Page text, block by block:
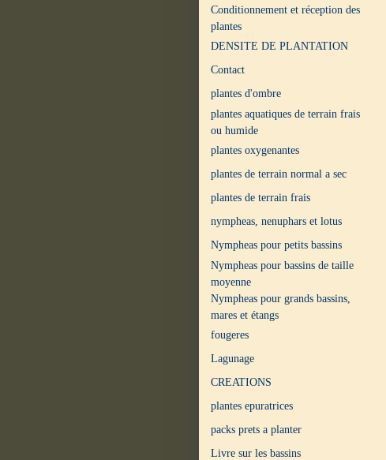
Conditionnement et réception des
plantes
DENSITE DE PLANTATION
Contact
plantes d'ombre
plantes aquatiques de terrain frais
ou humide
plantes oxygenantes
plantes de terrain normal a sec
plantes de terrain frais
nympheas, nenuphars et lotus
Nympheas pour petits bassins
Nympheas pour bassins de taille
moyenne
Nympheas pour grands bassins,
mares et étangs
fougeres
Lagunage
CREATIONS
plantes epuratrices
packs prets a planter
Livre sur les bassins